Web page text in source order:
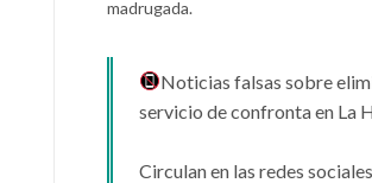
madrugada.
Noticias falsas sobre
servicio de confronta en La
Circulan en las redes